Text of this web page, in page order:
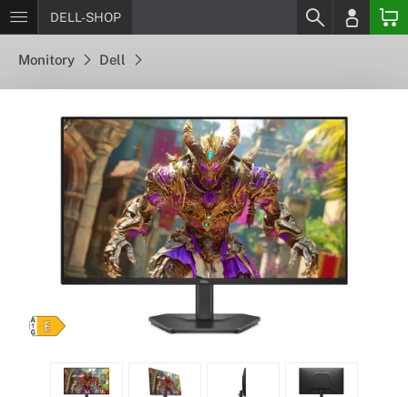
DELL-SHOP
Monitory Dell